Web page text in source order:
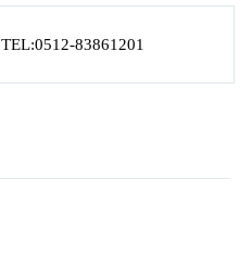
TEL:0512-83861201